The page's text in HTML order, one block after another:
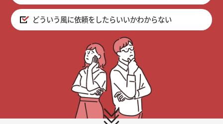
どういう風に依頼をしたらいいかわからない